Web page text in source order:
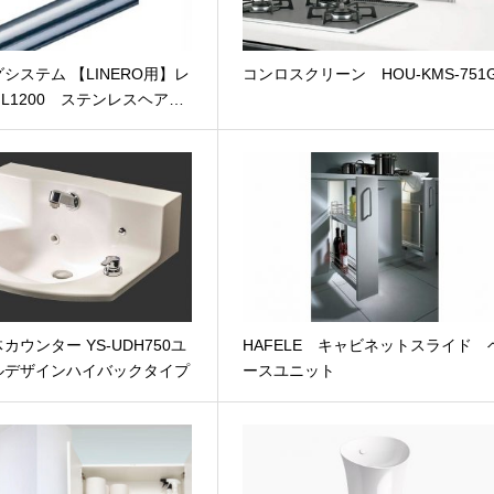
ステム 【LINERO用】レ
ステンレスヘア…
コンロスクリーン HOU-KMS-
カウンター YS-UDH750ユ
デザインハイバックタイプ
HAFELE キャビネットスライド
ースユニット